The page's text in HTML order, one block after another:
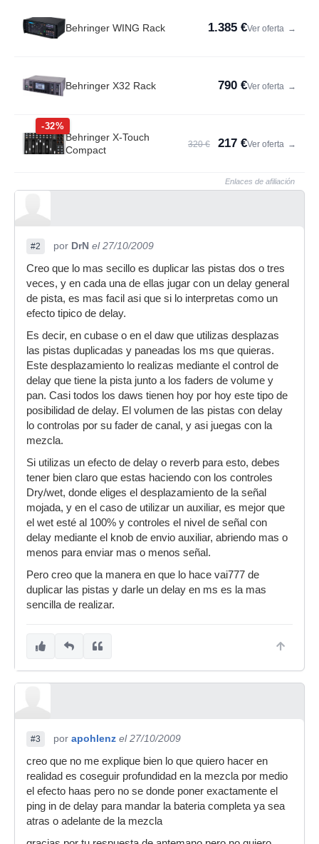
Behringer WING Rack 1.385 €Ver oferta →
Behringer X32 Rack 790 €Ver oferta →
-32%
Behringer X-Touch
Compact
320 € 217 €Ver oferta →
Enlaces de afiliación
#2 por DrN el 27/10/2009
Creo que lo mas secillo es duplicar las pistas dos o tres
veces, y en cada una de ellas jugar con un delay general
de pista, es mas facil asi que si lo interpretas como un
efecto tipico de delay.
Es decir, en cubase o en el daw que utilizas desplazas
las pistas duplicadas y paneadas los ms que quieras.
Este desplazamiento lo realizas mediante el control de
delay que tiene la pista junto a los faders de volume y
pan. Casi todos los daws tienen hoy por hoy este tipo de
posibilidad de delay. El volumen de las pistas con delay
lo controlas por su fader de canal, y asi juegas con la
mezcla.
Si utilizas un efecto de delay o reverb para esto, debes
tener bien claro que estas haciendo con los controles
Dry/wet, donde eliges el desplazamiento de la señal
mojada, y en el caso de utilizar un auxiliar, es mejor que
el wet esté al 100% y controles el nivel de señal con
delay mediante el knob de envio auxiliar, abriendo mas o
menos para enviar mas o menos señal.
Pero creo que la manera en que lo hace vai777 de
duplicar las pistas y darle un delay en ms es la mas
sencilla de realizar.
#3 por apohlenz el 27/10/2009
creo que no me explique bien lo que quiero hacer en
realidad es coseguir profundidad en la mezcla por medio
el efecto haas pero no se donde poner exactamente el
ping in de delay para mandar la bateria completa ya sea
atras o adelante de la mezcla